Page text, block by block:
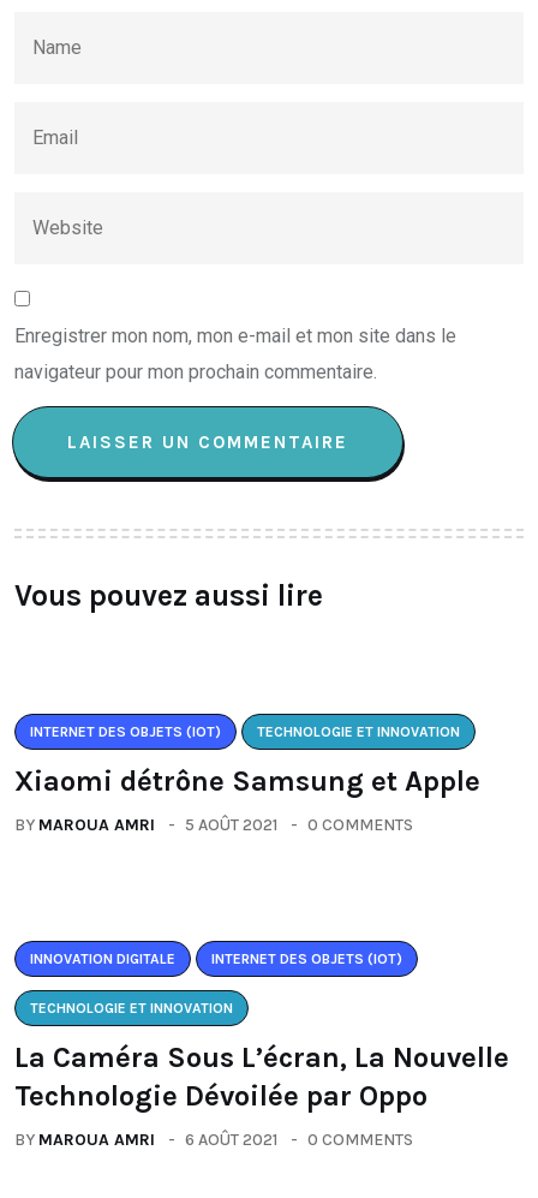
Enregistrer mon nom, mon e-mail et mon site dans le
navigateur pour mon prochain commentaire.
Vous pouvez aussi lire
INTERNET DES OBJETS (IOT) TECHNOLOGIE ET INNOVATION
Xiaomi détrône Samsung et Apple
BY MAROUA AMRI 5 AOÛT 2021 0 COMMENTS
INNOVATION DIGITALE INTERNET DES OBJETS (IOT)
TECHNOLOGIE ET INNOVATION
La Caméra Sous L’écran, La Nouvelle
Technologie Dévoilée par Oppo
BY MAROUA AMRI 6 AOÛT 2021 0 COMMENTS